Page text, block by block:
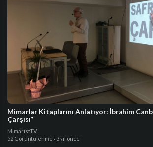
Mimarlar Kitaplarını Anlatıyor: İbrahim
Çarşısı”
MimaristTV
52 Görüntülenme · 3 yıl önce